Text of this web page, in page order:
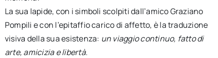
La sua lapide, con i simboli scolpiti dall’amico Graziano
Pompili e con l’epitaffio carico di affetto, è la traduzione
visiva della sua esistenza: un viaggio continuo, fatto di
arte, amicizia e libertà.